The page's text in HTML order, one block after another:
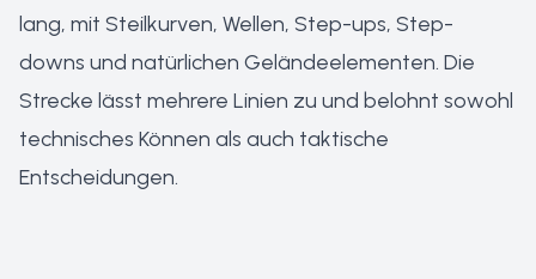
lang, mit Steilkurven, Wellen, Step-ups, Step-
downs und natürlichen Geländeelementen. Die
Strecke lässt mehrere Linien zu und belohnt sowohl
technisches Können als auch taktische
Entscheidungen.